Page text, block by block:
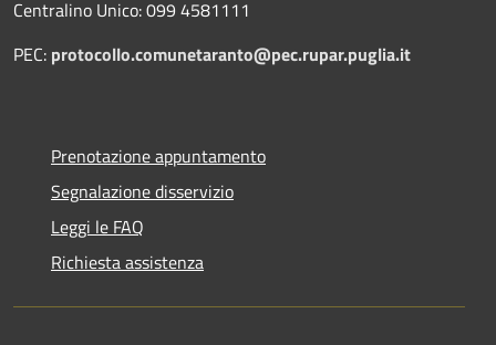
Centralino Unico: 099 4581111
PEC: protocollo.comunetaranto@pec.rupar.puglia.it
Prenotazione appuntamento
Segnalazione disservizio
Leggi le FAQ
Richiesta assistenza